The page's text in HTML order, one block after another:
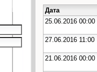
Дата
25.06.2016 00:00
27.06.2016 11:00
21.06.2016 00:00